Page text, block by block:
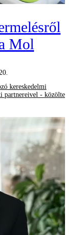
Mol
kereskedelmi
partnereivel - közölte